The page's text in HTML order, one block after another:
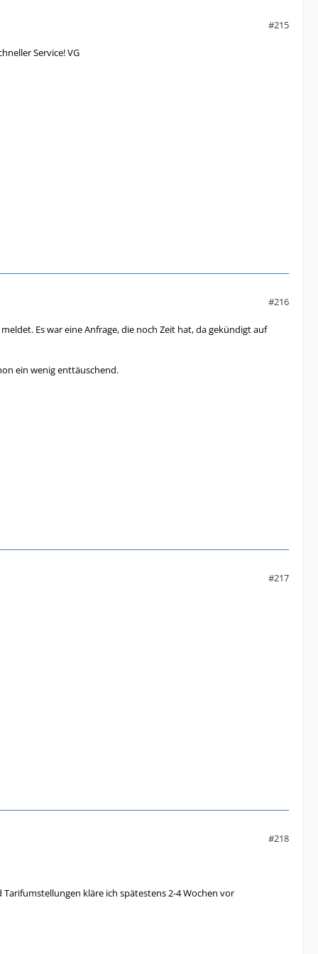
#215
Service! VG
#216
Es war eine Anfrage, die noch Zeit hat, da gekündigt auf
ein wenig enttäuschend.
#217
#218
kläre ich spätestens 2-4 Wochen vor